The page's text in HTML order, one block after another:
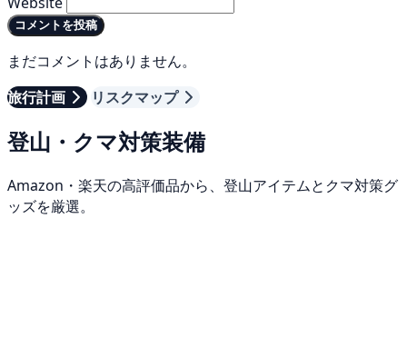
コメントを投稿
まだコメントはありません。
旅行計画
リスクマップ
登山・クマ対策装備
Amazon・楽天の高評価品から、登山アイテムとクマ対策グ
ッズを厳選。